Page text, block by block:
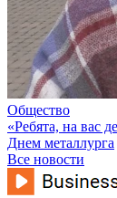
Общество
«Ребята, на вас
Днем металлурга
Все новости